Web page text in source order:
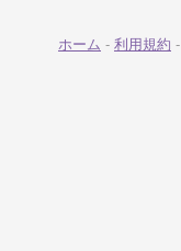
ホーム - 利用規約 -